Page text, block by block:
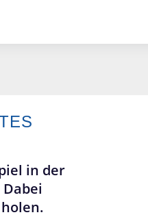
in der